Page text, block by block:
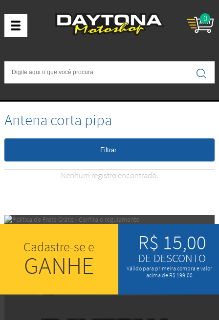
0
Antena corta pipa
Filtrar
Nenhum registro encontrado.
Cadastre-se e
GANHE
R$ 15,00
DE DESCONTO
Válido para primeira compra e valor
acima de R$ 199,00